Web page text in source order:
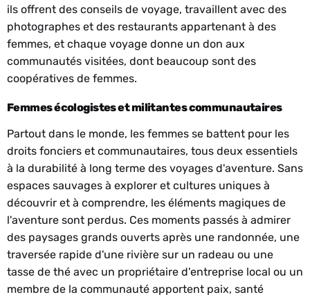
ils offrent des conseils de voyage, travaillent avec des
photographes et des restaurants appartenant à des
femmes, et chaque voyage donne un don aux
communautés visitées, dont beaucoup sont des
coopératives de femmes.
Femmes écologistes et militantes communautaires
Partout dans le monde, les femmes se battent pour les
droits fonciers et communautaires, tous deux essentiels
à la durabilité à long terme des voyages d'aventure. Sans
espaces sauvages à explorer et cultures uniques à
découvrir et à comprendre, les éléments magiques de
l'aventure sont perdus. Ces moments passés à admirer
des paysages grands ouverts après une randonnée, une
traversée rapide d'une rivière sur un radeau ou une
tasse de thé avec un propriétaire d'entreprise local ou un
membre de la communauté apportent paix, santé